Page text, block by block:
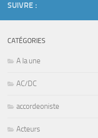
SUIVRE :
CATÉGORIES
A la une
AC/DC
accordeoniste
Acteurs